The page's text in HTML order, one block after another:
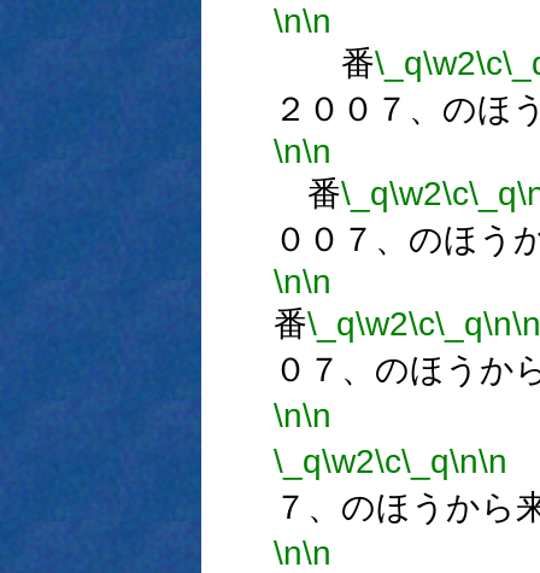
\n\n
番\_q\w2\c
２００７、のほ
\n\n
番\_q\w2\c\_q
００７、のほう
\n\n
番\_q\w2\c\_q\n\n
０７、のほうか
\n\n
\_q\w2\c\_q\n\n
７、のほうから
\n\n